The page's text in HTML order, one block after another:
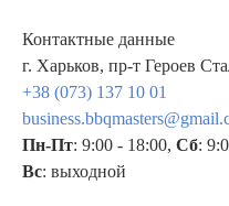
Контактные данные
г. Харьков, пр-т Героев
+38 (073) 137 10 01
Пн-Пт: 9:00 - 18:00, Сб:
Вс: выходной